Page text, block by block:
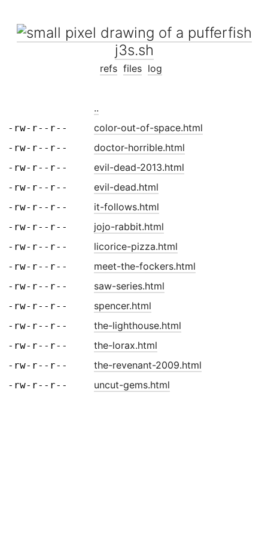
j3s.sh
refs files log
..
-rw-r--r-- color-out-of-space.html
-rw-r--r-- doctor-horrible.html
-rw-r--r-- evil-dead-2013.html
-rw-r--r-- evil-dead.html
-rw-r--r-- it-follows.html
-rw-r--r-- jojo-rabbit.html
-rw-r--r-- licorice-pizza.html
-rw-r--r-- meet-the-fockers.html
-rw-r--r-- saw-series.html
-rw-r--r-- spencer.html
-rw-r--r-- the-lighthouse.html
-rw-r--r-- the-lorax.html
-rw-r--r-- the-revenant-2009.html
-rw-r--r-- uncut-gems.html